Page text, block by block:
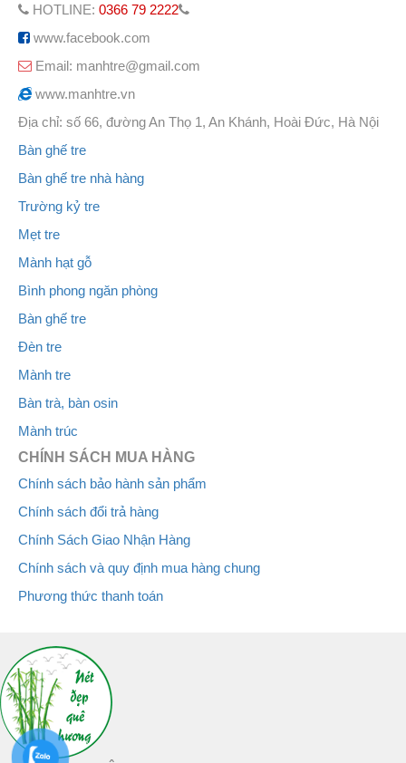
HOTLINE: 0366 79 2222
www.facebook.com
Email: manhtre@gmail.com
www.manhtre.vn
Địa chỉ: số 66, đường An Thọ 1, An Khánh, Hoài Đức, Hà Nội
Bàn ghế tre
Bàn ghế tre nhà hàng
Trường kỷ tre
Mẹt tre
Mành hạt gỗ
Bình phong ngăn phòng
Bàn ghế tre
Đèn tre
Mành tre
Bàn trà, bàn osin
Mành trúc
CHÍNH SÁCH MUA HÀNG
Chính sách bảo hành sản phẩm
Chính sách đổi trả hàng
Chính Sách Giao Nhận Hàng
Chính sách và quy định mua hàng chung
Phương thức thanh toán